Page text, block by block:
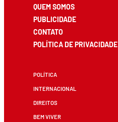
QUEM SOMOS
PUBLICIDADE
CONTATO
POLÍTICA DE PRIVACIDADE
POLÍTICA
INTERNACIONAL
DIREITOS
BEM VIVER